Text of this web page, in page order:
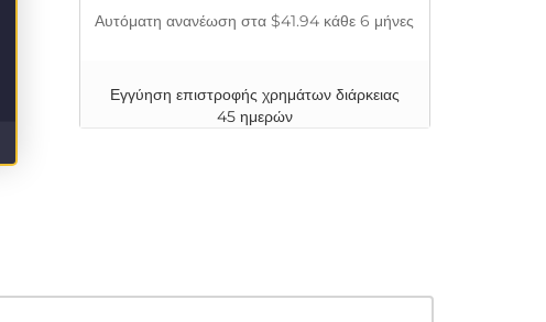
Αυτόματη ανανέωση στα $41.94 κάθε 6 μήνες
Εγγύηση επιστροφής χρημάτων διάρκειας
45 ημερών